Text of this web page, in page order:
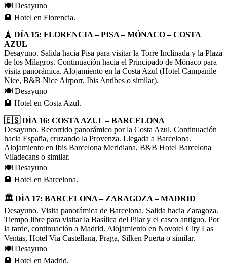
🍽️ Desayuno
🏨 Hotel en Florencia.
🗼 DÍA 15: FLORENCIA – PISA – MÓNACO – COSTA
AZUL
Desayuno. Salida hacia Pisa para visitar la Torre Inclinada y la Plaza
de los Milagros. Continuación hacia el Principado de Mónaco para
visita panorámica. Alojamiento en la Costa Azul (Hotel Campanile
Nice, B&B Nice Airport, Ibis Antibes o similar).
🍽️ Desayuno
🏨 Hotel en Costa Azul.
🇪🇸 DÍA 16: COSTA AZUL – BARCELONA
Desayuno. Recorrido panorámico por la Costa Azul. Continuación
hacia España, cruzando la Provenza. Llegada a Barcelona.
Alojamiento en Ibis Barcelona Meridiana, B&B Hotel Barcelona
Viladecans o similar.
🍽️ Desayuno
🏨 Hotel en Barcelona.
🏛️ DÍA 17: BARCELONA – ZARAGOZA – MADRID
Desayuno. Visita panorámica de Barcelona. Salida hacia Zaragoza.
Tiempo libre para visitar la Basílica del Pilar y el casco antiguo. Por
la tarde, continuación a Madrid. Alojamiento en Novotel City Las
Ventas, Hotel Via Castellana, Praga, Silken Puerta o similar.
🍽️ Desayuno
🏨 Hotel en Madrid.